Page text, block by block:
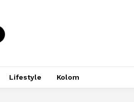
Lifestyle Kolom